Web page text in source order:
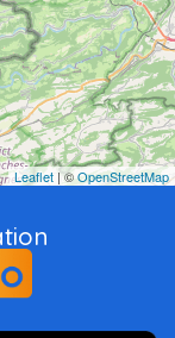
Leaflet | ©OpenStreetMap